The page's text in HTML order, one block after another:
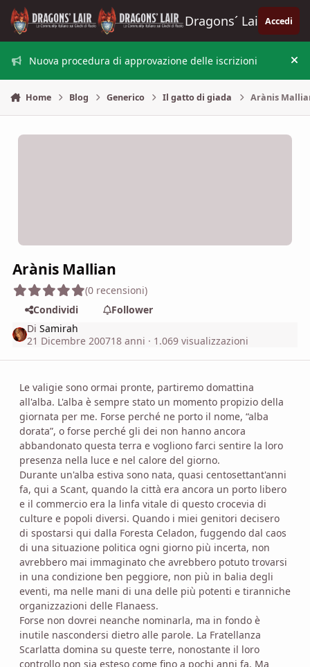
Vai al contenuto
Dragons´ Lair Accedi
Nuova procedura di approvazione delle iscrizioni
Home Blog Generico Il gatto di giada Arànis
Arànis Mallian
(0 recensioni)
Condividi
Follower
DiSamirah
21 Dicembre 200718 anni · 1.069 visualizzazioni
Le valigie sono ormai pronte, partiremo domattina
all'alba. L'alba è sempre stato un momento propizio della
giornata per me. Forse perché ne porto il nome, “alba
dorata”, o forse perché gli dei non hanno ancora
abbandonato questa terra e vogliono farci sentire la loro
presenza nella luce e nel calore del giorno.
Durante un'alba estiva sono nata, quasi centosettant'anni
fa, qui a Scant, quando la città era ancora un porto libero
e il commercio era la linfa vitale di questo crocevia di
culture e popoli diversi. Quando i miei genitori decisero
di spostarsi qui dalla Foresta Celadon, fuggendo dal caos
di una situazione politica ogni giorno più incerta, non
avrebbero mai immaginato che avrebbero potuto trovarsi
in una condizione ben peggiore, non più in balia degli
eventi, ma nelle mani di una delle più potenti e tiranniche
organizzazioni delle Flanaess.
Forse non dovrei neanche nominarla, ma in fondo è
inutile nascondersi dietro alle parole. La Fratellanza
Scarlatta domina su queste terre, nonostante il loro
controllo non sia esteso come fino a pochi anni fa. Ma